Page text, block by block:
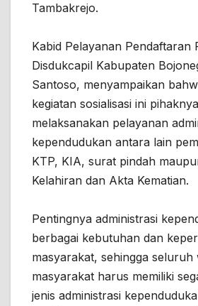
Tambakrejo.
Kabid Pelayanan Pendaftaran
Disdukcapil Kabupaten
Santoso, menyampaikan
kegiatan sosialisasi ini
melaksanakan pelayanan
kependudukan antara lain
KTP, KIA, surat pindah
Kelahiran dan Akta Kematian.
Pentingnya administrasi
berbagai kebutuhan dan
masyarakat, sehingga seluruh
masyarakat harus memiliki
jenis administrasi